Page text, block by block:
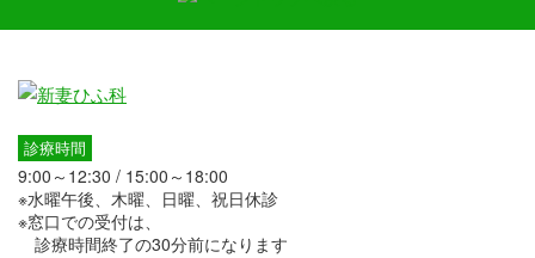
診療時間
9:00～12:30 / 15:00～18:00
※水曜午後、木曜、日曜、祝日休診
※窓口での受付は、
診療時間終了の30分前になります